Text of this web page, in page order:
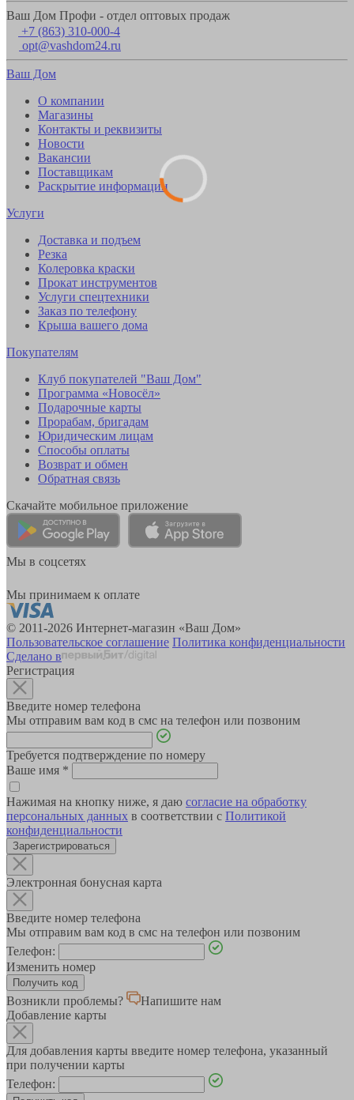
Ваш Дом Профи - отдел оптовых продаж
+7 (863) 310-000-4
opt@vashdom24.ru
Ваш Дом
О компании
Магазины
Контакты и реквизиты
Новости
Вакансии
Поставщикам
Раскрытие информации
Услуги
Доставка и подъем
Резка
Колеровка краски
Прокат инструментов
Услуги спецтехники
Заказ по телефону
Крыша вашего дома
Покупателям
Клуб покупателей "Ваш Дом"
Программа «Новосёл»
Подарочные карты
Прорабам, бригадам
Юридическим лицам
Способы оплаты
Возврат и обмен
Обратная связь
Скачайте мобильное приложение
Мы в соцсетях
Мы принимаем к оплате
© 2011-2026 Интернет-магазин «Ваш Дом»
Пользовательское соглашение Политика конфиденциальности
Сделано в
Регистрация
Введите номер телефона
Мы отправим вам код в смс на телефон или позвоним
Требуется подтверждение по номеру
Ваше имя *
Нажимая на кнопку ниже, я даю согласие на обработку
персональных данных в соответствии с Политикой
конфиденциальности
Зарегистрироваться
Электронная бонусная карта
Введите номер телефона
Мы отправим вам код в смс на телефон или позвоним
Телефон:
Изменить номер
Возникли проблемы?
Напишите нам
Добавление карты
Для добавления карты введите номер телефона, указанный
при получении карты
Телефон: